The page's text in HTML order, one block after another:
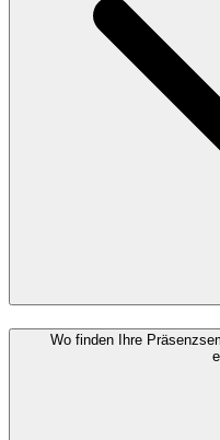
Wo finden Ihre